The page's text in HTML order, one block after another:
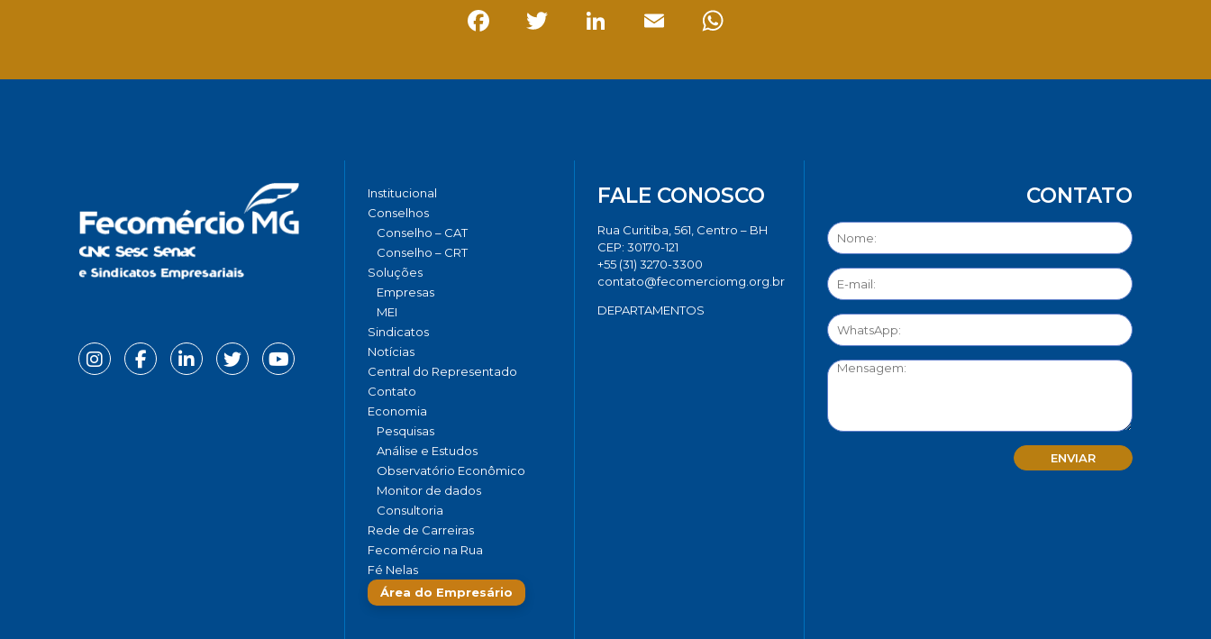
Institucional
Conselhos
Conselho – CAT
Conselho – CRT
Soluções
Empresas
MEI
Sindicatos
Notícias
Central do Representado
Contato
Economia
Pesquisas
Análise e Estudos
Observatório Econômico
Monitor de dados
Consultoria
Rede de Carreiras
Fecomércio na Rua
Fé Nelas
Área do Empresário
FALE CONOSCO
Rua Curitiba, 561, Centro – BH
CEP: 30170-121
+55 (31) 3270-3300
contato@fecomerciomg.org.br
DEPARTAMENTOS
CONTATO